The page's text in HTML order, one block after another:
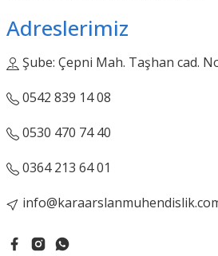
Adreslerimiz
Şube: Çepni Mah. Taşhan cad.
0542 839 14 08
0530 470 74 40
0364 213 64 01